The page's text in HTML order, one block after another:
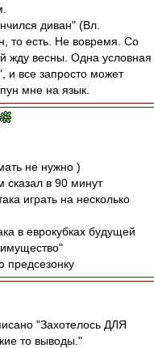
диван" (Вл.
то есть. Не вовремя. Со
жду весны. Одна условная
и все запросто может
мне на язык.
не нужно )
сказал в 90 минут
играть на несколько
в еврокубках будущей
предсезонку
"Захотелось ДЛЯ
то выводы."